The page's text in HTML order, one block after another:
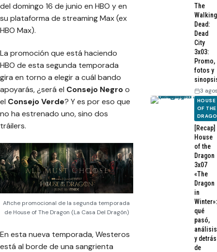
del domingo 16 de junio en HBO y en
su plataforma de streaming Max (ex
HBO Max).
La promoción que está haciendo
HBO de esta segunda temporada
gira en torno a elegir a cuál bando
apoyarás, ¿será el Consejo Negroo
el Consejo Verde? Y es por eso que
no ha estrenado uno, sino dos
tráilers.
Afiche promocional de la segunda temporada
de House of The Dragon (La Casa Del Dragón)
En esta nueva temporada, Westeros
está al borde de una sangrienta
The
Walking
Dead:
Dead
City
3x03:
Promo,
fotos y
3
HOUSE
OF THE
[Recap]
House
of the
Dragon
3x07
«The
Dragon
in
Winter»:
qué
pasó,
análisis
y detrás
de